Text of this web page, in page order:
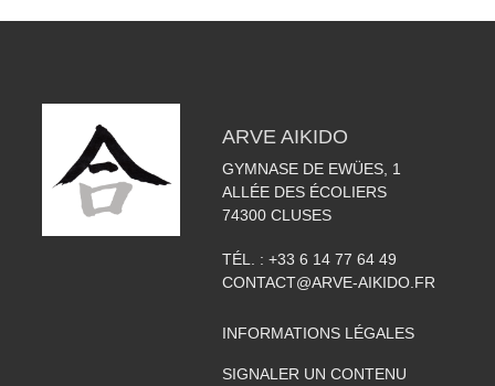
ARVE AIKIDO
GYMNASE DE EWÜES, 1
ALLÉE DES ÉCOLIERS
74300 CLUSES
TÉL. : +33 6 14 77 64 49
CONTACT@ARVE-AIKIDO.FR
INFORMATIONS LÉGALES
SIGNALER UN CONTENU